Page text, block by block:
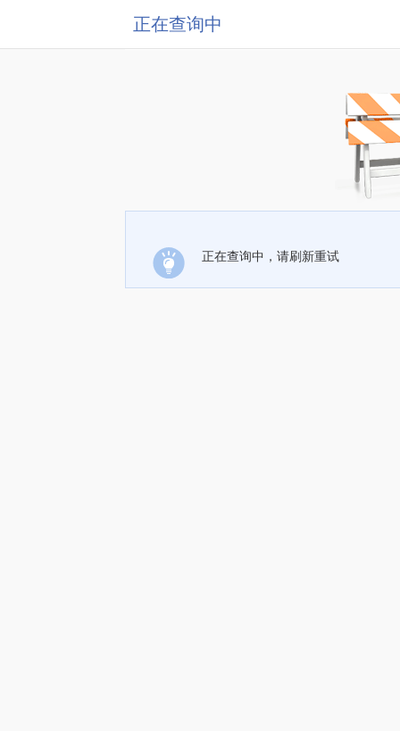
正在查询中
正在查询中，请刷新重试